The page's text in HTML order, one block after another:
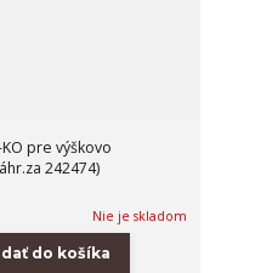
pre výškovo
242474)
Nie je skladom
do košíka